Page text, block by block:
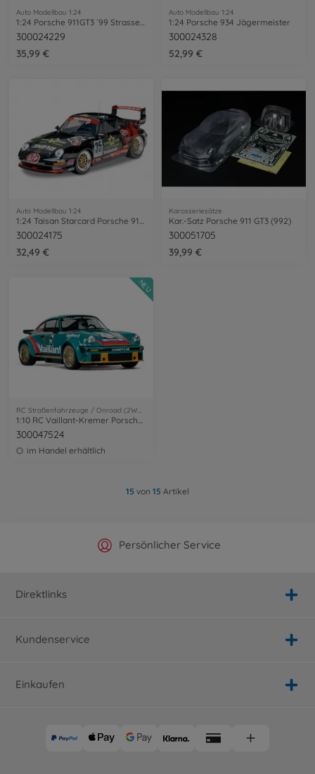
Auto Modellbau 1:24
300024229
35,99 €
Auto Modellbau 1:24
1:24 Porsche 934 Jägermeister
300024328
52,99 €
Auto Modellbau 1:24
1:24 Taisan Starcard Porsche 911GT2 `95
300024175
32,49 €
Karosseriesätze
Kar.-Satz Porsche 911 GT3 (992)
300051705
39,99 €
RC Straßenfahrzeuge / Onroad (2WD/4WD)
300047524
im Handel erhältlich
NEU
15 von 15 Artikel
Offizieller Hersteller Shop
Persönlicher Service
Versandkostenfrei ab 25€
Schnelle Lieferung
Direktlinks
Kundenservice
Einkaufen